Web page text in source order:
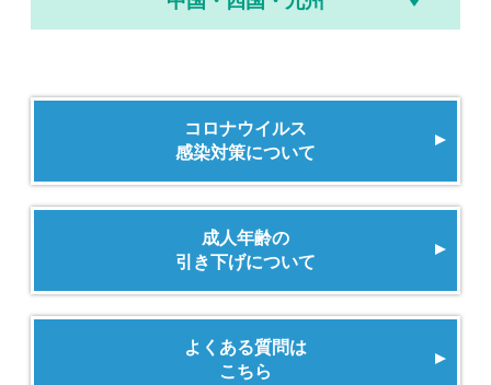
コロナウイルス
感染対策について
成人年齢の
引き下げについて
よくある質問は
こちら